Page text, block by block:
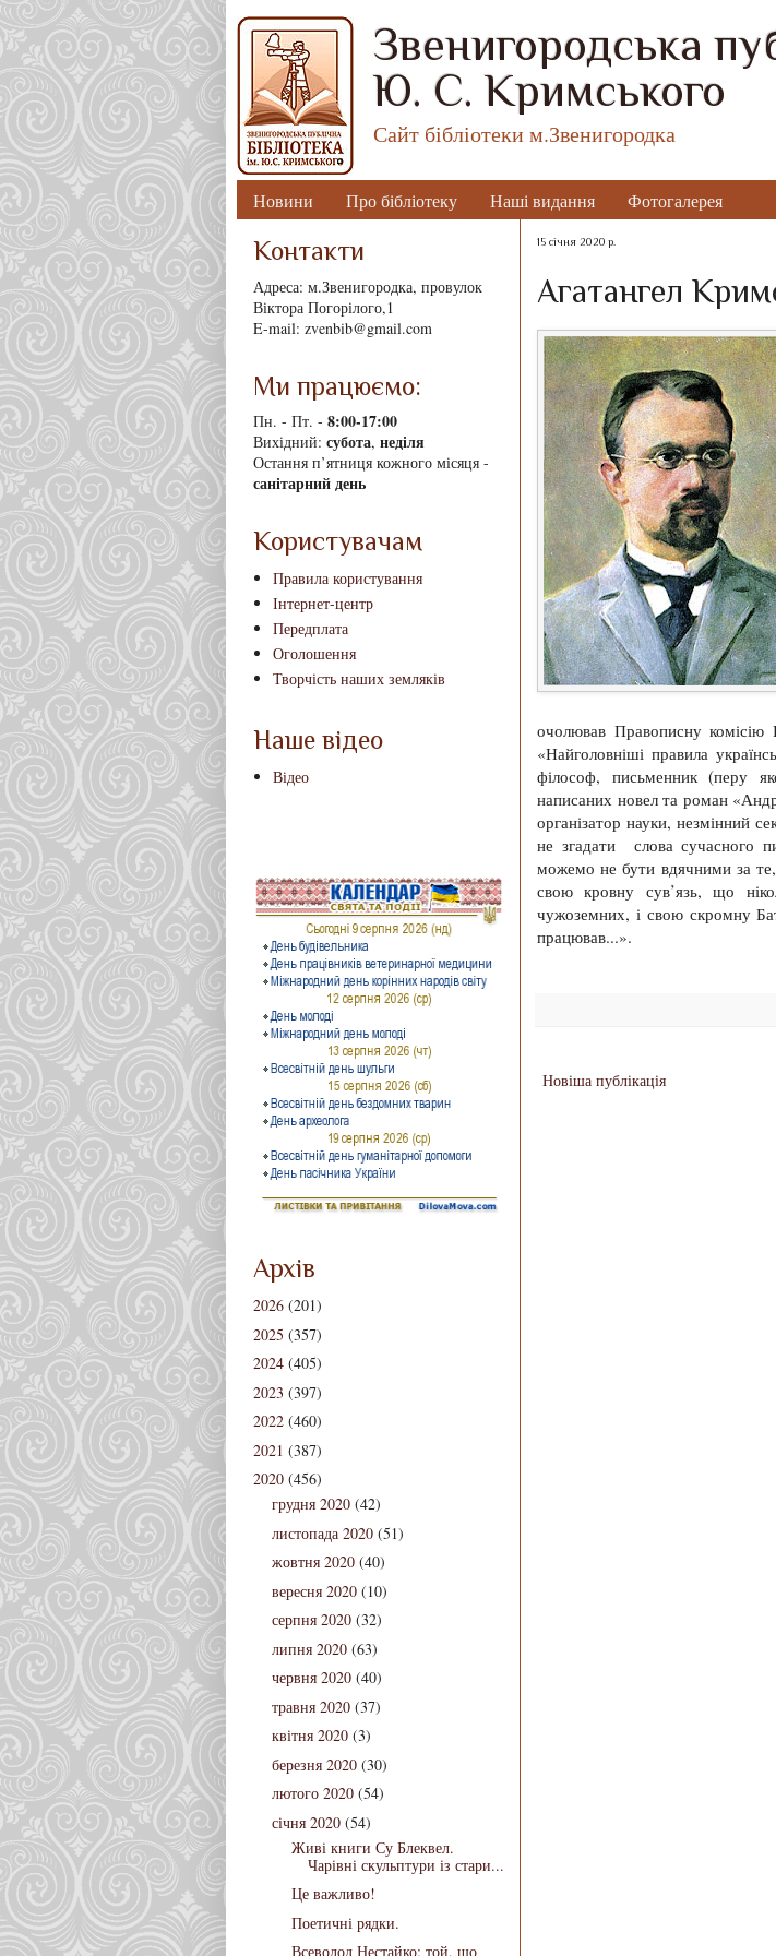
Звенигородська
Ю. С. Кримського
Сайт бібліотеки м.Звенигородка
Новини Про бібліотеку Наші видання Фотогалерея
15 січня 2020 р.
Агатангел
очолював Правописну комісію
«Найголовніші правила
філософ, письменник (перу
написаних новел та роман
організатор науки, незмінний
не згадати слова сучасного
можемо не бути вдячними за
свою кровну сув’язь, що
чужоземних, і свою скромну
працював...».
Новіша публікація
Контакти
Адреса: м.Звенигородка, провулок
Віктора Погорілого,1
E-mail: zvenbib@gmail.com
Ми працюємо:
Пн. - Пт. - 8:00-17:00
Вихідний: субота, неділя
Остання п’ятниця кожного місяця -
санітарний день
Користувачам
Правила користування
Інтернет-центр
Передплата
Оголошення
Творчість наших земляків
Наше відео
Відео
Архів
2026 (201)
2025 (357)
2024 (405)
2023 (397)
2022 (460)
2021 (387)
2020 (456)
грудня 2020 (42)
листопада 2020 (51)
жовтня 2020 (40)
вересня 2020 (10)
серпня 2020 (32)
липня 2020 (63)
червня 2020 (40)
травня 2020 (37)
квітня 2020 (3)
березня 2020 (30)
лютого 2020 (54)
січня 2020 (54)
Живі книги Су Блеквел.
Чарівні скульптури із стари...
Це важливо!
Поетичні рядки.
Всеволод Нестайко: той, що